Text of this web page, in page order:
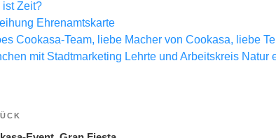
ist Zeit?
Ehrenamtskarte
Cookasa-Team, liebe Macher von Cookasa, liebe
mit Stadtmarketing Lehrte und Arbeitskreis Natur